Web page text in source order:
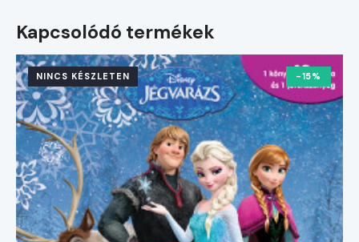
Kapcsolódó termékek
NINCS KÉSZLETEN -15%